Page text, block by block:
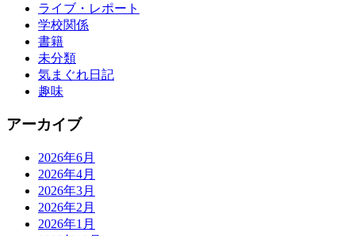
ライブ・レポート
学校関係
書籍
未分類
気まぐれ日記
趣味
アーカイブ
2026年6月
2026年4月
2026年3月
2026年2月
2026年1月